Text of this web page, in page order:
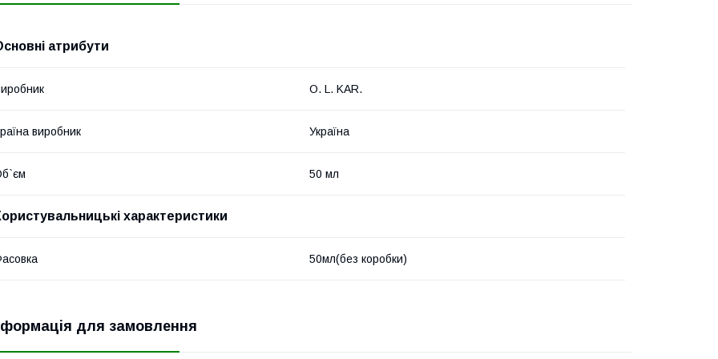
атрибути
O. L. KAR.
виробник Україна
50 мл
характеристики
50мл(без коробки)
для замовлення